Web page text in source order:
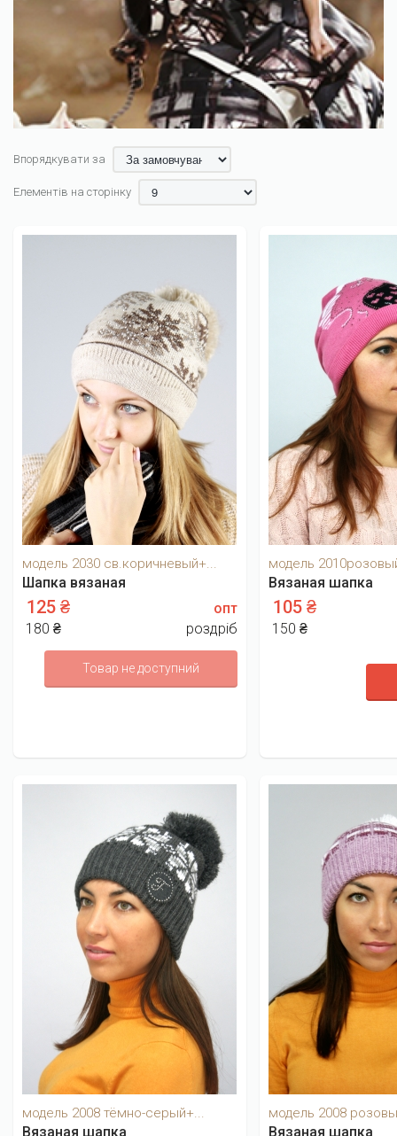
Впорядкувати за
Елементів на сторінку
модель 2030 св.коричневый+...
Шапка вязаная
125 ₴
опт
180 ₴
роздріб
Товар не доступний
модель
Вязаная шапка
105 ₴
150 ₴
модель 2008 тёмно-серый+...
Вязаная шапка
модель 2008
Вязаная шапка